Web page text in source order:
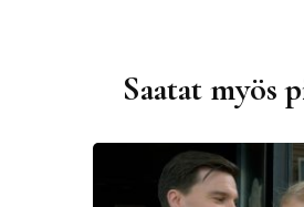
Saatat myös